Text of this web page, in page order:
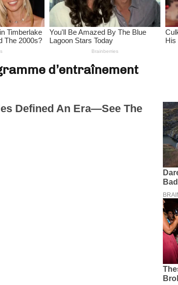
d’entraînement